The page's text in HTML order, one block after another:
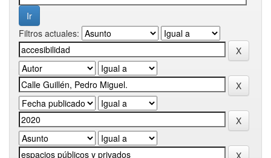
Filtros actuales: